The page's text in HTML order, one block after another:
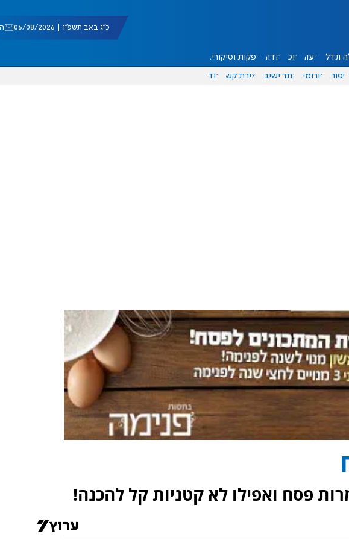
כ"ג באב תשפ"ו | 06/08/2026
ונדל"ן דעות אוכל יהדות הפקות וסיקורים
ספורט פורומים אתר ישיבה יצירת קשר עוד
פסח ואפילו לא קטניות קל להכנה!